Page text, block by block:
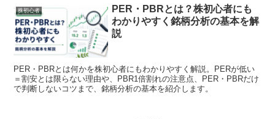
株初心者
PER・PBRとは？株初心者にも
わかりやすく銘柄分析の基本を解
説
PER・PBRとは何かを株初心者にもわかりやすく解説。PERが低い
＝割安とは限らない理由や、PBR1倍割れの注意点、PER・PBRだけ
で判断しないコツまで、銘柄分析の基本を紹介します。